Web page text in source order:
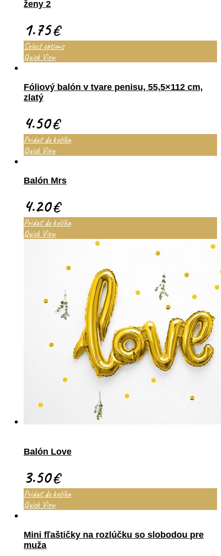
ženy 2
1.75€
Select options
Quick View
Fóliový balón v tvare penisu, 55,5×112 cm,
zlatý
4.50€
Pridať do košíka
Quick View
Balón Mrs
4.20€
Pridať do košíka
Quick View
Balón Love
3.50€
Pridať do košíka
Quick View
Mini fľaštičky na rozlúčku so slobodou pre
muža